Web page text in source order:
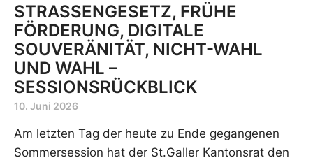
STRASSENGESETZ, FRÜHE
FÖRDERUNG, DIGITALE
SOUVERÄNITÄT, NICHT-WAHL
UND WAHL –
SESSIONSRÜCKBLICK
10. Juni 2026
Am letzten Tag der heute zu Ende gegangenen
Sommersession hat der St.Galler Kantonsrat den